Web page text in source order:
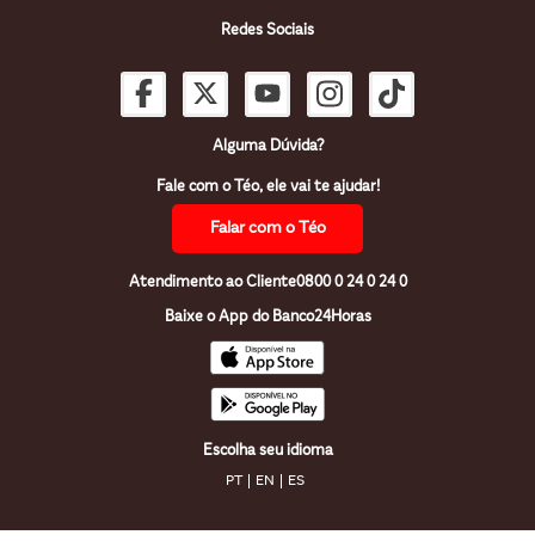
Redes Sociais
Alguma Dúvida?
Fale com o Téo, ele vai te ajudar!
Falar com o Téo
Atendimento ao Cliente0800 0 24 0 24 0
Baixe o App do Banco24Horas
Escolha seu idioma
PT EN ES